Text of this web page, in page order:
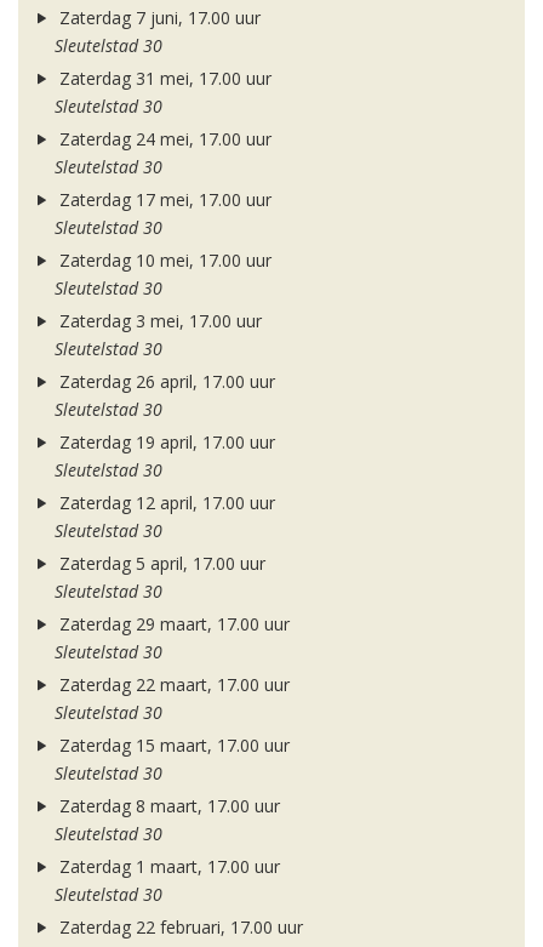
Zaterdag 7 juni, 17.00 uur
Sleutelstad 30
Zaterdag 31 mei, 17.00 uur
Sleutelstad 30
Zaterdag 24 mei, 17.00 uur
Sleutelstad 30
Zaterdag 17 mei, 17.00 uur
Sleutelstad 30
Zaterdag 10 mei, 17.00 uur
Sleutelstad 30
Zaterdag 3 mei, 17.00 uur
Sleutelstad 30
Zaterdag 26 april, 17.00 uur
Sleutelstad 30
Zaterdag 19 april, 17.00 uur
Sleutelstad 30
Zaterdag 12 april, 17.00 uur
Sleutelstad 30
Zaterdag 5 april, 17.00 uur
Sleutelstad 30
Zaterdag 29 maart, 17.00 uur
Sleutelstad 30
Zaterdag 22 maart, 17.00 uur
Sleutelstad 30
Zaterdag 15 maart, 17.00 uur
Sleutelstad 30
Zaterdag 8 maart, 17.00 uur
Sleutelstad 30
Zaterdag 1 maart, 17.00 uur
Sleutelstad 30
Zaterdag 22 februari, 17.00 uur